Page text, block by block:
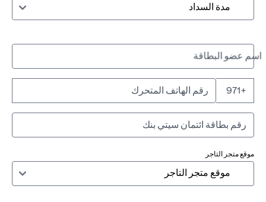
اسم عضو البطاقة
+971
موقع متجر التاجر